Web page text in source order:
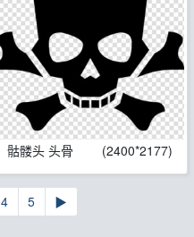
骷髅头 头骨 (2400*2177)
4 5 ▶